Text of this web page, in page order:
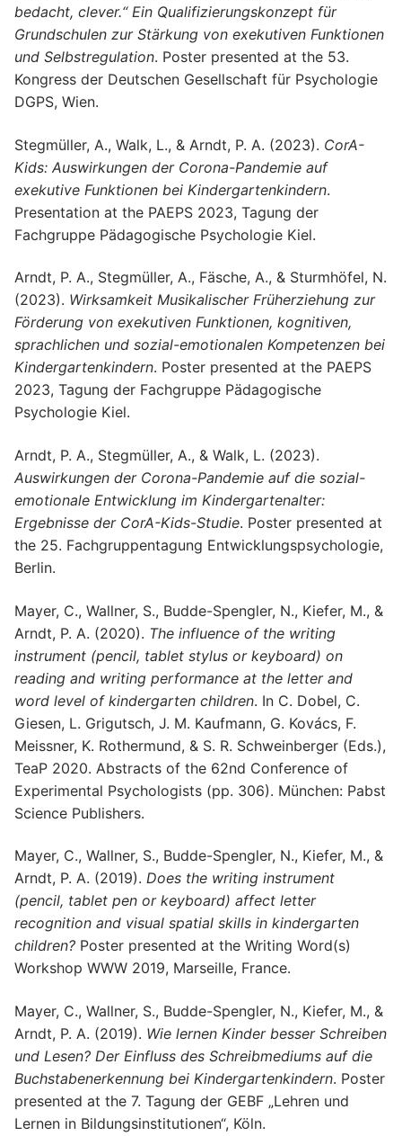
bedacht, clever.“ Ein Qualifizierungskonzept für
Grundschulen zur Stärkung von exekutiven Funktionen
und Selbstregulation. Poster presented at the 53.
Kongress der Deutschen Gesellschaft für Psychologie
DGPS, Wien.
Stegmüller, A., Walk, L., & Arndt, P. A. (2023). CorA-
Kids: Auswirkungen der Corona-Pandemie auf
exekutive Funktionen bei Kindergartenkindern.
Presentation at the PAEPS 2023, Tagung der
Fachgruppe Pädagogische Psychologie Kiel.
Arndt, P. A., Stegmüller, A., Fäsche, A., & Sturmhöfel, N.
(2023). Wirksamkeit Musikalischer Früherziehung zur
Förderung von exekutiven Funktionen, kognitiven,
sprachlichen und sozial-emotionalen Kompetenzen bei
Kindergartenkindern. Poster presented at the PAEPS
2023, Tagung der Fachgruppe Pädagogische
Psychologie Kiel.
Arndt, P. A., Stegmüller, A., & Walk, L. (2023).
Auswirkungen der Corona-Pandemie auf die sozial-
emotionale Entwicklung im Kindergartenalter:
Ergebnisse der CorA-Kids-Studie. Poster presented at
the 25. Fachgruppentagung Entwicklungspsychologie,
Berlin.
Mayer, C., Wallner, S., Budde-Spengler, N., Kiefer, M., &
Arndt, P. A. (2020). The influence of the writing
instrument (pencil, tablet stylus or keyboard) on
reading and writing performance at the letter and
word level of kindergarten children. In C. Dobel, C.
Giesen, L. Grigutsch, J. M. Kaufmann, G. Kovács, F.
Meissner, K. Rothermund, & S. R. Schweinberger (Eds.),
TeaP 2020. Abstracts of the 62nd Conference of
Experimental Psychologists (pp. 306). München: Pabst
Science Publishers.
Mayer, C., Wallner, S., Budde-Spengler, N., Kiefer, M., &
Arndt, P. A. (2019). Does the writing instrument
(pencil, tablet pen or keyboard) affect letter
recognition and visual spatial skills in kindergarten
children? Poster presented at the Writing Word(s)
Workshop WWW 2019, Marseille, France.
Mayer, C., Wallner, S., Budde-Spengler, N., Kiefer, M., &
Arndt, P. A. (2019). Wie lernen Kinder besser Schreiben
und Lesen? Der Einfluss des Schreibmediums auf die
Buchstabenerkennung bei Kindergartenkindern. Poster
presented at the 7. Tagung der GEBF „Lehren und
Lernen in Bildungsinstitutionen“, Köln.